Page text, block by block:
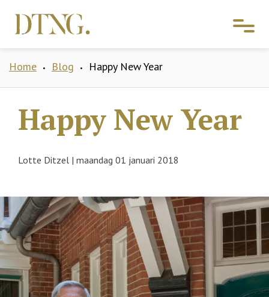
Home • Blog • Happy New Year
Happy New Year
Lotte Ditzel | maandag 01 januari 2018